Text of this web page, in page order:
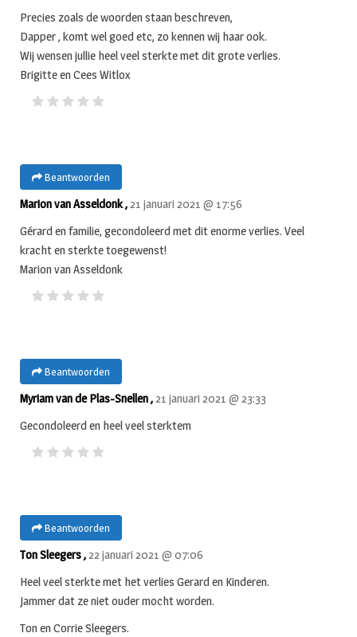
Precies zoals de woorden staan beschreven,
Dapper , komt wel goed etc, zo kennen wij haar ook.
Wij wensen jullie heel veel sterkte met dit grote verlies.
Brigitte en Cees Witlox
Beantwoorden
Marion van Asseldonk ,21 januari 2021 @ 17:56
Gérard en familie, gecondoleerd met dit enorme verlies. Veel
kracht en sterkte toegewenst!
Marion van Asseldonk
Beantwoorden
Myriam van de Plas-Snellen ,21 januari 2021 @ 23:33
Gecondoleerd en heel veel sterktem
Beantwoorden
Ton Sleegers ,22 januari 2021 @ 07:06
Heel veel sterkte met het verlies Gerard en Kinderen.
Jammer dat ze niet ouder mocht worden.
Ton en Corrie Sleegers.